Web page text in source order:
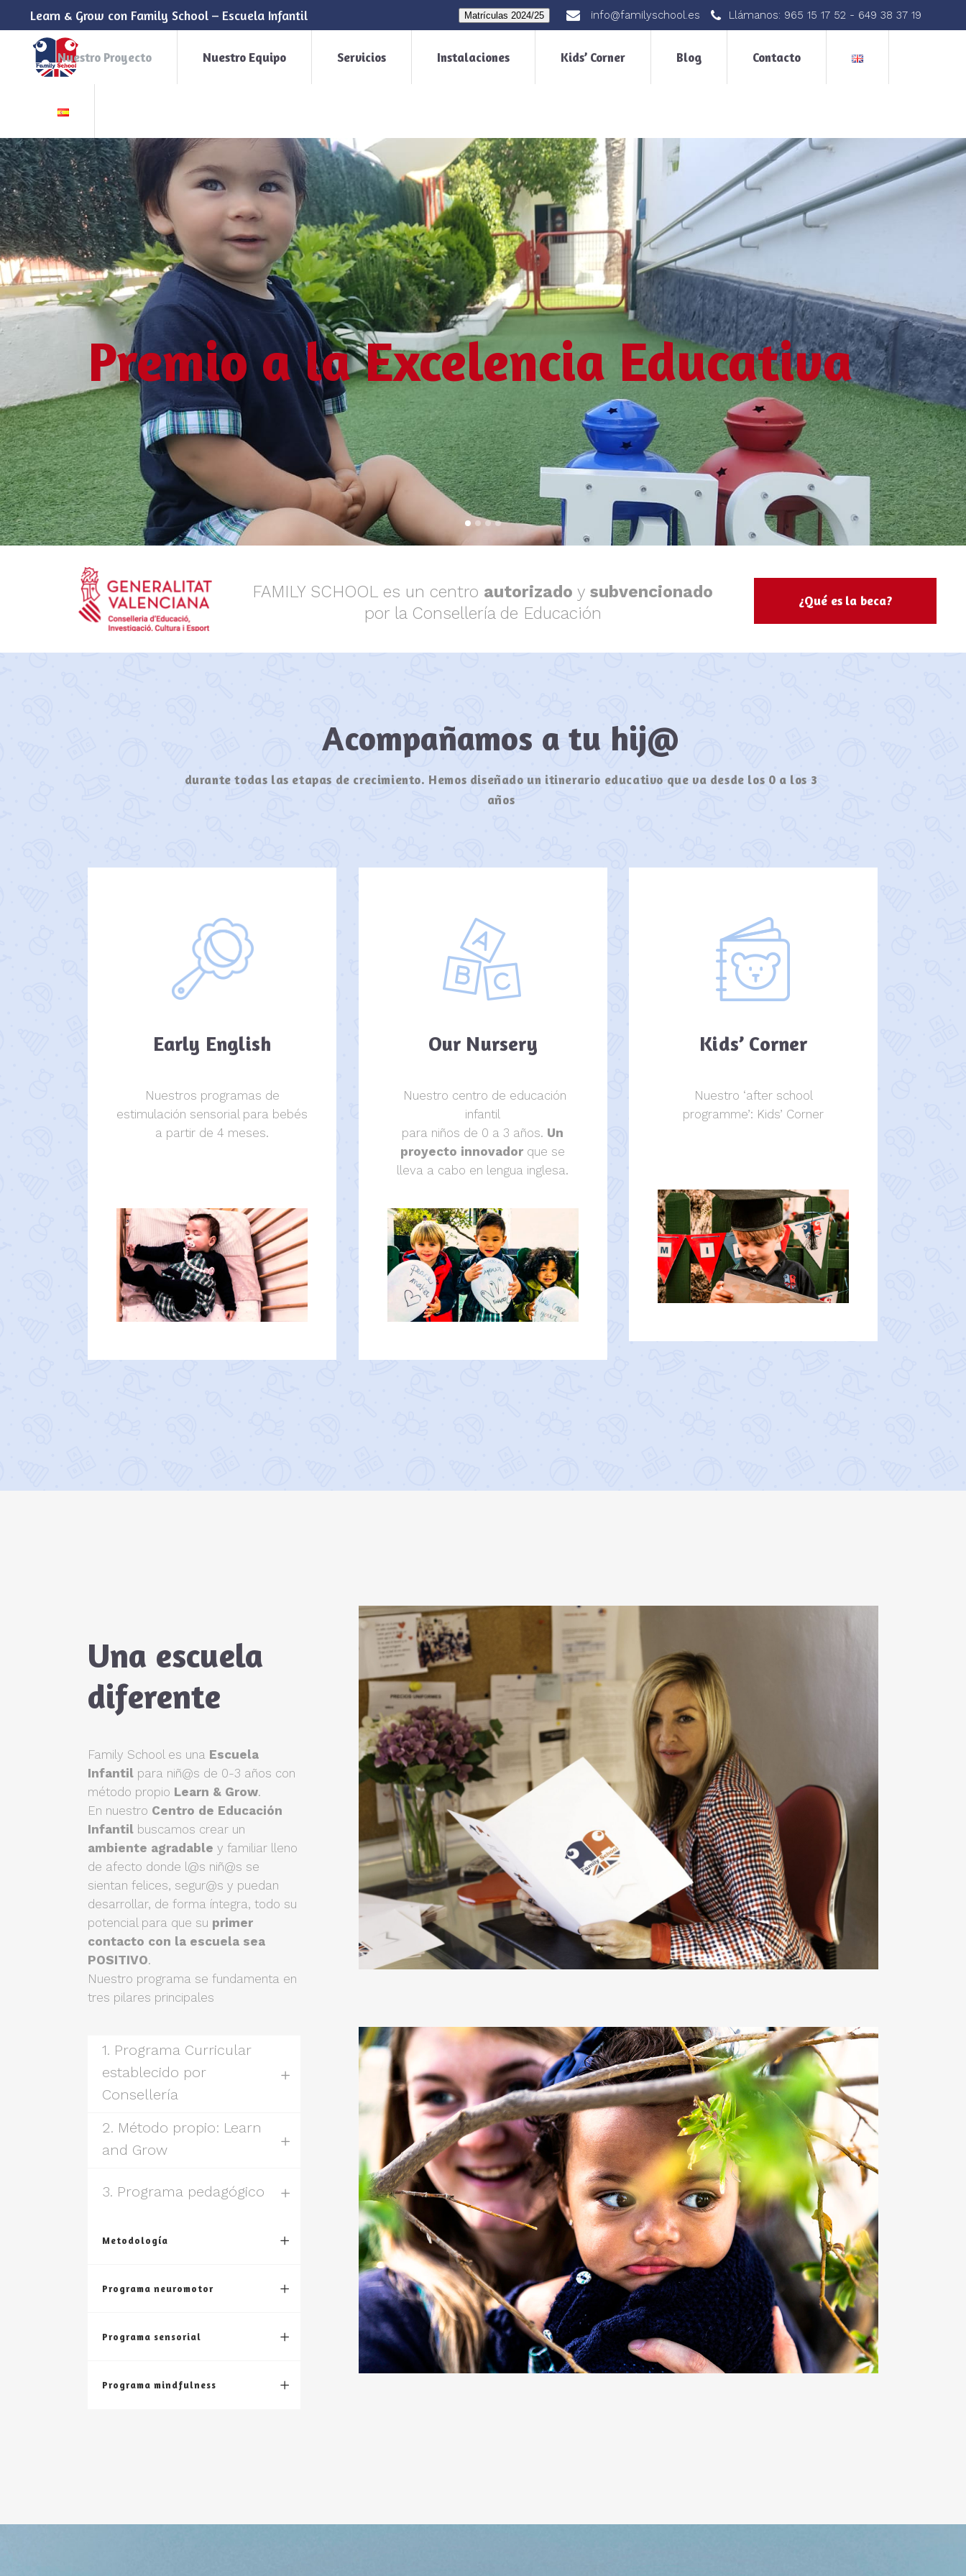
Learn & Grow con Family School – Escuela Infantil Matrículas 2024/25 info@familyschool.es Llámanos: 965 15 17 52 - 649 38 37 19
Nuestro Proyecto Nuestro Equipo Servicios Instalaciones Kids’ Corner Blog Contacto
Premio a la Excelencia Educativa
FAMILY SCHOOL es un centro autorizado ysubvencionado
por la Consellería de Educación
¿Qué es la beca?
Acompañamos a tu hij@
durante todas las etapas de crecimiento. Hemos diseñado un itinerario educativo que va desde los 0 a los 3
años
Early English
Nuestros programas de
estimulación sensorial para bebés
a partir de 4 meses.
Our Nursery
Nuestro centro de educación
infantil
para niños de 0 a 3 años. Un
proyecto innovador que se
lleva a cabo en lengua inglesa.
Kids’ Corner
Nuestro ‘after school
programme’: Kids’ Corner
Una escuela
diferente
Family School es una Escuela
Infantil para niñ@s de 0-3 años con
método propio Learn & Grow.
En nuestro Centro de Educación
Infantil buscamos crear un
ambiente agradable y familiar lleno
de afecto donde l@s niñ@s se
sientan felices, segur@s y puedan
desarrollar, de forma íntegra, todo su
potencial para que su primer
contacto con la escuela sea
POSITIVO.
Nuestro programa se fundamenta en
tres pilares principales
1. Programa Curricular
establecido por
Consellería
2. Método propio: Learn
and Grow
3. Programa pedagógico
Metodología
Programa neuromotor
Programa sensorial
Programa mindfulness